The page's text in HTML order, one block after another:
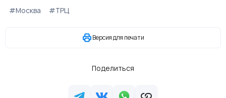
#Москва #ТРЦ
Версия для печати
Поделиться